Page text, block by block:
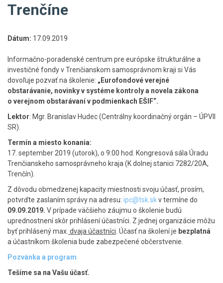
stránky
Trenčíne
Dátum: 17.09.2019
Informačno-poradenské centrum pre európske štrukturálne a
investičné fondy v Trenčianskom samosprávnom kraji si Vás
dovoľuje pozvať na školenie: „Eurofondové verejné
obstarávanie, novinky v systéme kontroly a novela zákona
o verejnom obstarávaní v podmienkach EŠIF“.
Lektor: Mgr. Branislav Hudec (Centrálny koordinačný orgán – ÚPVII
SR).
Termín a miesto konania:
17. september 2019 (utorok), o 9:00 hod. Kongresová sála Úradu
Trenčianskeho samosprávneho kraja (K dolnej stanici 7282/20A,
Trenčín).
Z dôvodu obmedzenej kapacity miestnosti svoju účasť, prosím,
potvrďte zaslaním správy na adresu: ipc@tsk.skv termíne do
09.09.2019. V prípade väčšieho záujmu o školenie budú
uprednostnení skôr prihlásení účastníci. Z jednej organizácie môžu
byť prihlásený max. dvaja účastníci. Účasť na školení je bezplatná
a účastníkom školenia bude zabezpečené občerstvenie.
Pozvánka a program
Tešíme sa na Vašu účasť.